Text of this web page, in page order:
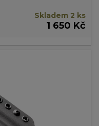
Skladem 2 ks
1 650 Kč